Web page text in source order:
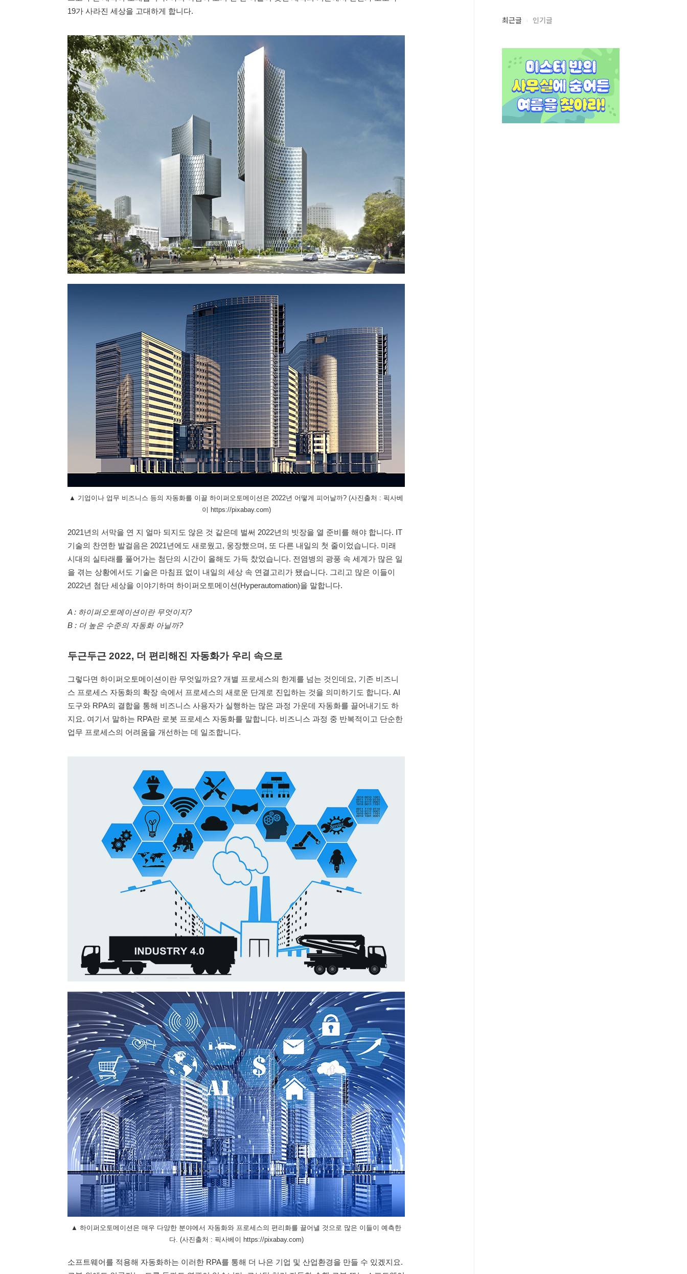
19가 사라진 세상을 고대하게 합니다.
▲ 기업이나 업무 비즈니스 등의 자동화를 이끌 하이퍼오토메이션은 2022년 어떻게 피어날까? (사진출처 : 픽사베
이 https://pixabay.com)
2021년의 서막을 연 지 얼마 되지도 않은 것 같은데 벌써 2022년의 빗장을 열 준비를 해야 합니다. IT
기술의 찬연한 발걸음은 2021년에도 새로웠고, 웅장했으며, 또 다른 내일의 첫 줄이었습니다. 미래
시대의 실타래를 풀어가는 첨단의 시간이 올해도 가득 찼었습니다. 전염병의 광풍 속 세계가 많은 일
을 겪는 상황에서도 기술은 마침표 없이 내일의 세상 속 연결고리가 됐습니다. 그리고 많은 이들이
2022년 첨단 세상을 이야기하며 하이퍼오토메이션(Hyperautomation)을 말합니다.
A : 하이퍼오토메이션이란 무엇이지?
B : 더 높은 수준의 자동화 아닐까?
두근두근 2022, 더 편리해진 자동화가 우리 속으로
그렇다면 하이퍼오토메이션이란 무엇일까요? 개별 프로세스의 한계를 넘는 것인데요, 기존 비즈니
스 프로세스 자동화의 확장 속에서 프로세스의 새로운 단계로 진입하는 것을 의미하기도 합니다. AI
도구와 RPA의 결합을 통해 비즈니스 사용자가 실행하는 많은 과정 가운데 자동화를 끌어내기도 하
지요. 여기서 말하는 RPA란 로봇 프로세스 자동화를 말합니다. 비즈니스 과정 중 반복적이고 단순한
업무 프로세스의 어려움을 개선하는 데 일조합니다.
▲ 하이퍼오토메이션은 매우 다양한 분야에서 자동화와 프로세스의 편리화를 끌어낼 것으로 많은 이들이 예측한
다. (사진출처 : 픽사베이 https://pixabay.com)
소프트웨어를 적용해 자동화하는 이러한 RPA를 통해 더 나은 기업 및 산업환경을 만들 수 있겠지요.
최근글 인기글